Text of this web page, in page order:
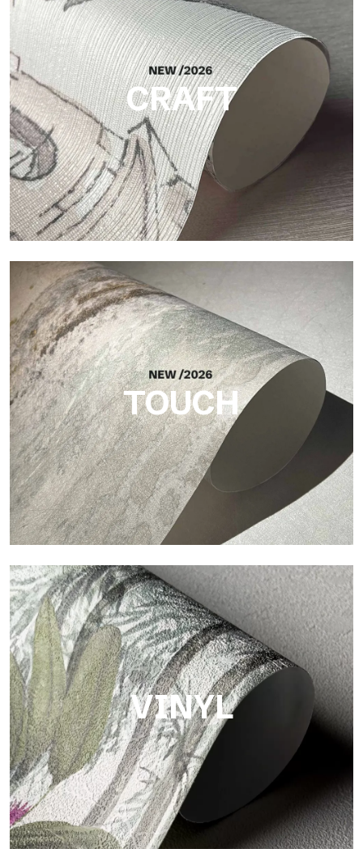
Helle und elegante Oberfläche mit feiner vertikaler Struktur,
die das Licht reflektiert und der Fläche Tiefe verleiht.
CRAFT
Craft
Oberfläche, inspiriert von natürlichen Fasern, mit einer
essentiellen Struktur, die der Fläche Balance, Tiefe und eine
elegante Materialität verleiht.
TOUCH
Touch
Oberfläche mit faseriger und unregelmäßiger Struktur und
einer weichen Textur, die Wärme und Authentizität vermittelt.
VINYL